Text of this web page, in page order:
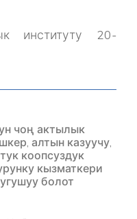
институту 20-
чоң актылык
алтын казуучу,
коопсуздук
кызматкери
болот